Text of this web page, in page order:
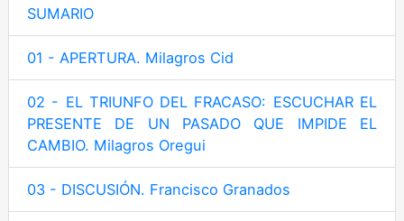
SUMARIO
01 - APERTURA. Milagros Cid
02 - EL TRIUNFO DEL FRACASO: ESCUCHAR EL
PRESENTE DE UN PASADO QUE IMPIDE EL
CAMBIO. Milagros Oregui
03 - DISCUSIÓN. Francisco Granados